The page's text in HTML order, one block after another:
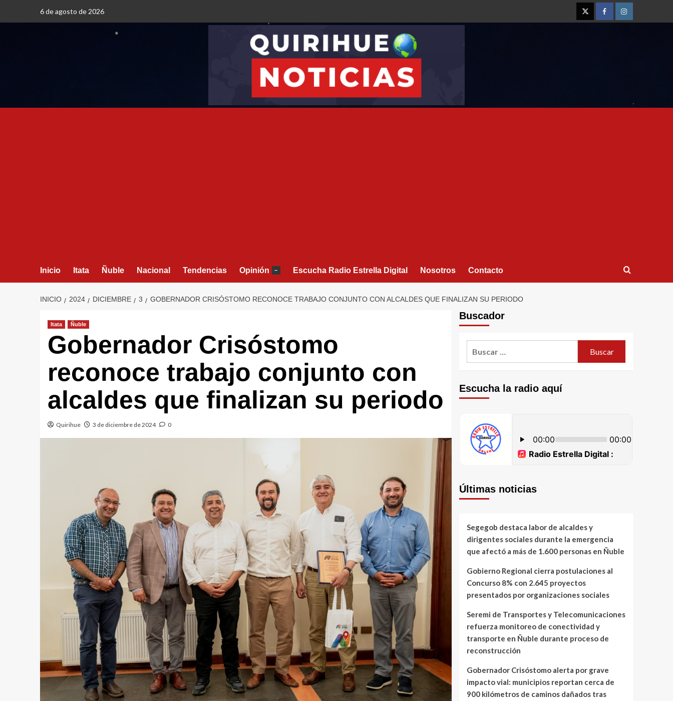
6 de agosto de 2026
Inicio Itata Ñuble Nacional Tendencias Opinión – Escucha Radio Estrella Digital Nosotros Contacto
INICIO 2024 DICIEMBRE 3 GOBERNADOR CRISÓSTOMO RECONOCE TRABAJO CONJUNTO CON ALCALDES QUE FINALIZAN SU PERIODO
Itata Ñuble
Gobernador Crisóstomo
reconoce trabajo conjunto con
alcaldes que finalizan su periodo
Quirihue 3 de diciembre de 2024 0
Buscador
Escucha la radio aquí
Últimas noticias
Segegob destaca labor de alcaldes y
dirigentes sociales durante la emergencia
que afectó a más de 1.600 personas en Ñuble
Gobierno Regional cierra postulaciones al
Concurso 8% con 2.645 proyectos
presentados por organizaciones sociales
Seremi de Transportes y Telecomunicaciones
refuerza monitoreo de conectividad y
transporte en Ñuble durante proceso de
reconstrucción
Gobernador Crisóstomo alerta por grave
impacto vial: municipios reportan cerca de
900 kilómetros de caminos dañados tras